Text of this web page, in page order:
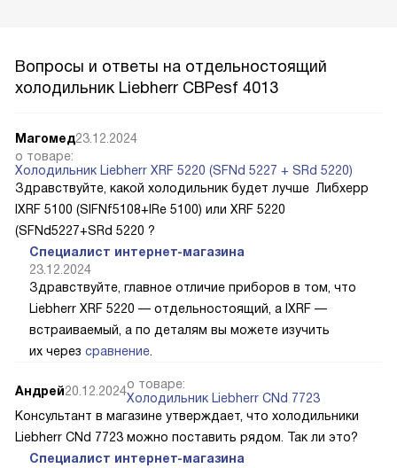
Вопросы и ответы на отдельностоящий
холодильник Liebherr CBPesf 4013
Магомед23.12.2024
о товаре:
Холодильник Liebherr XRF 5220 (SFNd 5227 + SRd 5220)
Здравствуйте, какой холодильник будет лучше Либхерр
IXRF 5100 (SIFNf5108+IRe 5100) или XRF 5220
(SFNd5227+SRd 5220 ?
Специалист интернет-магазина
23.12.2024
Здравствуйте, главное отличие приборов в том, что
Liebherr XRF 5220 — отдельностоящий, а IXRF —
встраиваемый, а по деталям вы можете изучить
их через сравнение
Андрей20.12.2024о товаре:
Холодильник Liebherr CNd 7723
Консультант в магазине утверждает, что холодильники
Liebherr CNd 7723 можно поставить рядом. Так ли это?
Специалист интернет-магазина